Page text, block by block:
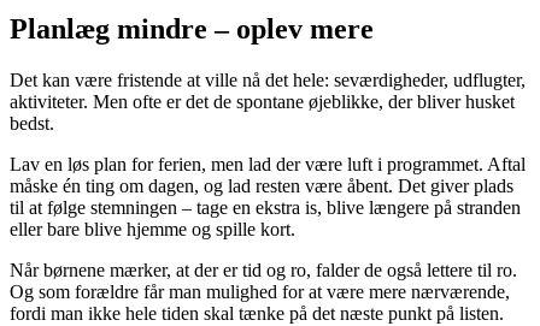
Planlæg mindre – oplev mere
Det kan være fristende at ville nå det hele: seværdigheder, udflugter,
aktiviteter. Men ofte er det de spontane øjeblikke, der bliver husket
bedst.
Lav en løs plan for ferien, men lad der være luft i programmet. Aftal
måske én ting om dagen, og lad resten være åbent. Det giver plads
til at følge stemningen – tage en ekstra is, blive længere på stranden
eller bare blive hjemme og spille kort.
Når børnene mærker, at der er tid og ro, falder de også lettere til ro.
Og som forældre får man mulighed for at være mere nærværende,
fordi man ikke hele tiden skal tænke på det næste punkt på listen.